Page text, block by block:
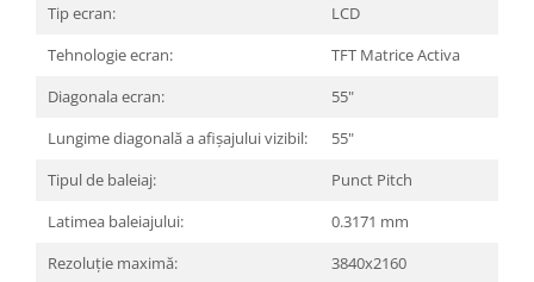
Surse
Cooler
Servere & Componente
Tip ecran:
LCD
Tehnologie ecran:
TFT Matrice Activa
Diagonala ecran:
55"
Lungime diagonală a afișajului vizibil:
55"
Tipul de baleiaj:
Punct Pitch
Latimea baleiajului:
0.3171 mm
Rezoluție maximă:
3840x2160